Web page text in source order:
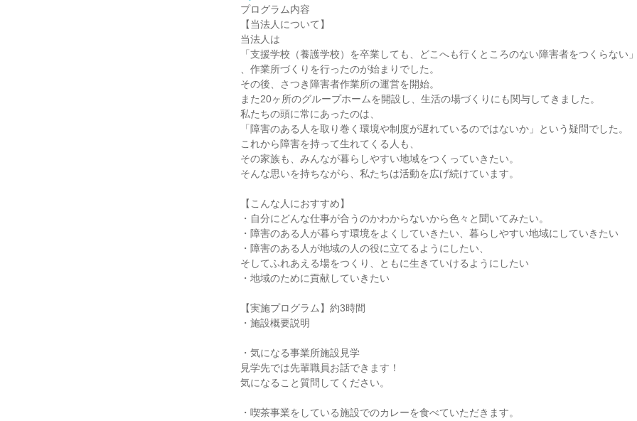
プログラム内容
【当法人について】
当法人は
「支援学校（養護学校）を卒業しても、どこへも行くところのない障害者をつくらない
、作業所づくりを行ったのが始まりでした。
その後、さつき障害者作業所の運営を開始。
また20ヶ所のグループホームを開設し、生活の場づくりにも関与してきました。
私たちの頭に常にあったのは、
「障害のある人を取り巻く環境や制度が遅れているのではないか」という疑問でした。
これから障害を持って生れてくる人も、
その家族も、みんなが暮らしやすい地域をつくっていきたい。
そんな思いを持ちながら、私たちは活動を広げ続けています。
【こんな人におすすめ】
・自分にどんな仕事が合うのかわからないから色々と聞いてみたい。
・障害のある人が暮らす環境をよくしていきたい、暮らしやすい地域にしていきたい
・障害のある人が地域の人の役に立てるようにしたい、
そしてふれあえる場をつくり、ともに生きていけるようにしたい
・地域のために貢献していきたい
【実施プログラム】約3時間
・施設概要説明
・気になる事業所施設見学
見学先では先輩職員お話できます！
気になること質問してください。
・喫茶事業をしている施設でのカレーを食べていただきます。